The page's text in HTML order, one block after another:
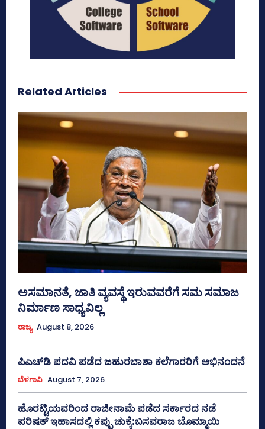
Related Articles
ಅಸಮಾನತೆ, ಜಾತಿ ವ್ಯವಸ್ಥೆ ಇರುವವರೆಗೆ ಸಮ ಸಮಾಜ
ನಿರ್ಮಾಣ ಸಾಧ್ಯವಿಲ್ಲ
ರಾಜ್ಯ August 8, 2026
ಪಿಎಚ್‌ಡಿ ಪದವಿ ಪಡೆದ ಜಹುರಬಾಶಾ ಕಲೆಗಾರರಿಗೆ ಅಭಿನಂದನೆ
ಬೆಳಗಾವಿ August 7, 2026
ಹೊರಟ್ಟಿಯವರಿಂದ ರಾಜೀನಾಮೆ ಪಡೆದ ಸರ್ಕಾರದ ನಡೆ
ಪರಿಷತ್ ಇಹಾಸದಲ್ಲಿ ಕಪ್ಪು ಚುಕ್ಕೆ:ಬಸವರಾಜ ಬೊಮ್ಮಾಯಿ